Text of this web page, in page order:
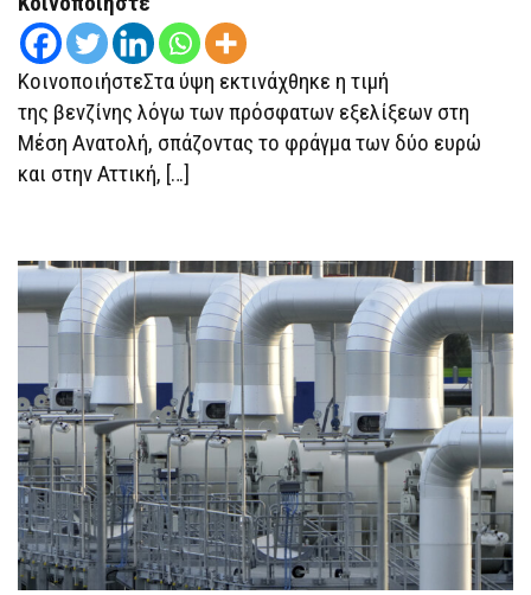
ΚοινοποιήστεΣτα ύψη εκτινάχθηκε η τιμή
της βενζίνης λόγω των πρόσφατων εξελίξεων στη
Μέση Ανατολή, σπάζοντας το φράγμα των δύο ευρώ
και στην Αττική, […]